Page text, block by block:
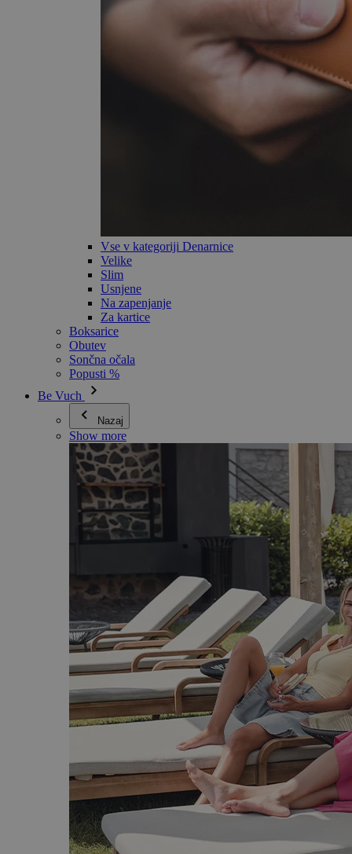
Vse v kategoriji Denarnice
Velike
Slim
Usnjene
Na zapenjanje
Za kartice
Boksarice
Obutev
Sončna očala
Popusti %
Be Vuch
Nazaj
Show more